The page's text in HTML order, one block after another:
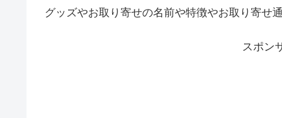
グッズやお取り寄せの名前や特徴やお取り寄せ
スポン